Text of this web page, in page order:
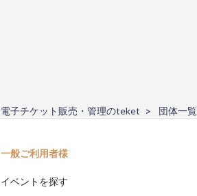
電子チケット販売・管理のteket 団体一覧
一般ご利用者様
イベントを探す